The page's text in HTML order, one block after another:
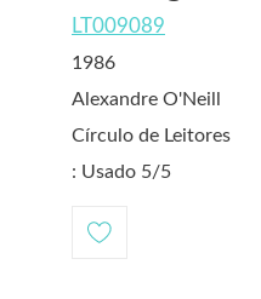
LT009089
1986
Alexandre O'Neill
Círculo de Leitores
: Usado 5/5